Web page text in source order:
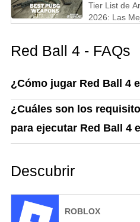
Tier List de
2026: Las
Red Ball 4 - FAQs
¿Cómo jugar Red Ball 4
¿Cuáles son los
para ejecutar Red Ball 4
Descubrir
ROBLOX